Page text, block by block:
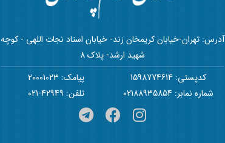
آدرس: تهران-خیابان کریمخان زند- خیابان استاد نجات اللهی - کوچه
شهید ارشد- پلاک 8
کدپستی: 1598774614
پیامک: 20001023
شماره نمابر: 02188935854
تلفن: 42949-021